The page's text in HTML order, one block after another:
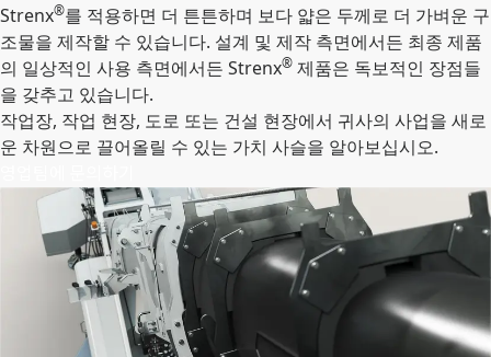
Strenx®를 적용하면 더 튼튼하며 보다 얇은 두께로 더 가벼운 구
조물을 제작할 수 있습니다. 설계 및 제작 측면에서든 최종 제품
의 일상적인 사용 측면에서든 Strenx® 제품은 독보적인 장점들
을 갖추고 있습니다.
작업장, 작업 현장, 도로 또는 건설 현장에서 귀사의 사업을 새로
운 차원으로 끌어올릴 수 있는 가치 사슬을 알아보십시오.